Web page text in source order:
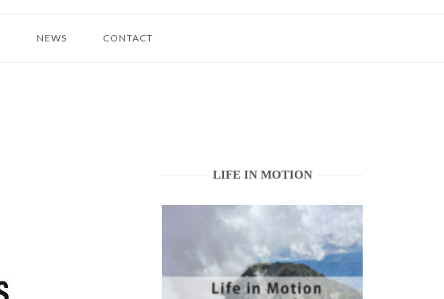
NEWS CONTACT
LIFE IN MOTION